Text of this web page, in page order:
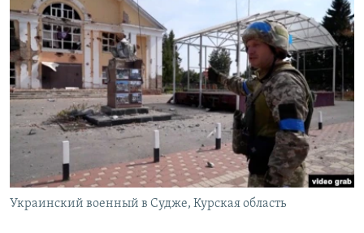
поиску
СЕВЕР.РЕАЛИИ
СИБИРЬ.РЕАЛИИ
РАСПИСАНИЕ ВЕЩАНИЯ
ПОДПИШИТЕСЬ НА РАССЫЛКУ
СОЦИАЛЬНЫЕ СЕТИ
Украинский военный в Судже, Курская область